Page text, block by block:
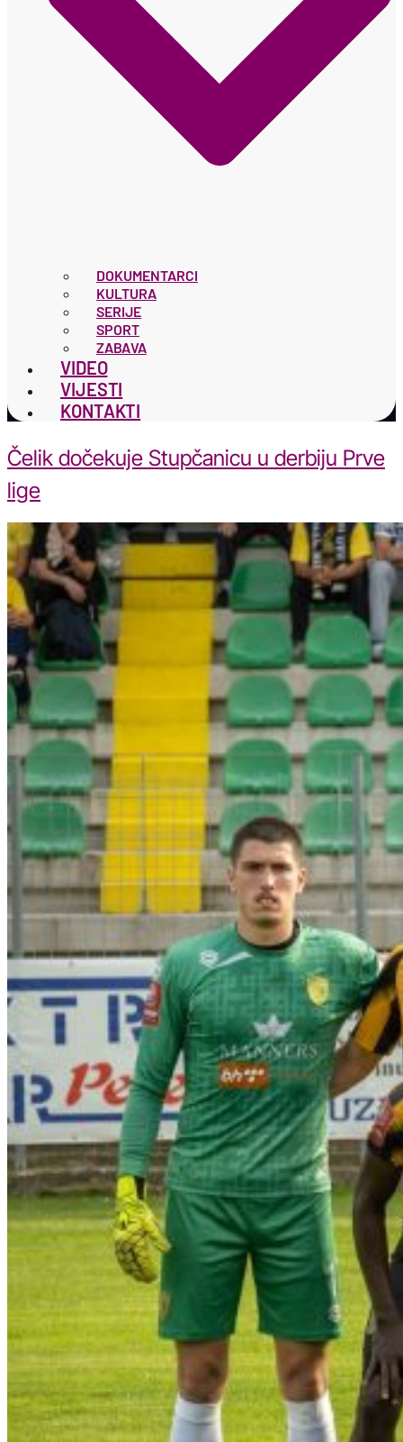
DOKUMENTARCI
KULTURA
SERIJE
SPORT
ZABAVA
VIDEO
VIJESTI
KONTAKTI
Čelik dočekuje Stupčanicu u derbiju Prve
lige